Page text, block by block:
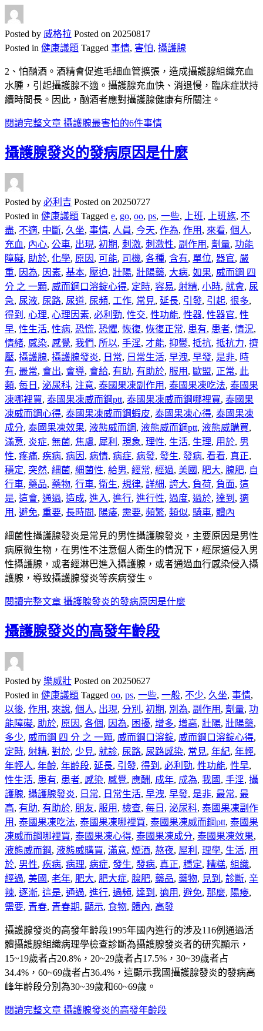
Posted by 威格拉 Posted on 20250817
Posted in 健康議題 Tagged 事情, 害怕, 攝護腺
2、怕酗酒。酒精會促進毛細血管擴張，造成攝護腺組織充血
水腫，引起攝護腺不適。攝護腺充血快、消退慢，臨床症狀持
續時間長。因此，酗酒者應對攝護腺健康有所關注。
閱讀完整文章 攝護腺最害怕的6件事情
攝護腺發炎的發病原因是什麼
Posted by 必利吉 Posted on 20250727
Posted in 健康議題 Tagged e, go, oo, ps, 一些, 上班, 上班族, 不
盡, 不適, 中斷, 久坐, 事情, 人員, 今天, 作為, 作用 , 來看, 個人,
充血, 內心, 公車, 出現, 初期, 刺激, 刺激性, 副作用 , 劑量, 功能
障礙, 助於, 化學, 原因 , 可能, 司機, 各種, 含有, 單位, 器官, 嚴
重, 因為, 因素, 基本, 壓迫, 壯陽, 壯陽藥, 大病, 如果, 威而鋼 四
分 之 一顆, 威而鋼口溶錠心得, 定時, 容易, 射精, 小時, 就會, 尿
急, 尿液, 尿路, 尿道, 尿頻, 工作, 常見, 延長, 引發, 引起, 很多,
得到 , 心理, 心理因素, 必利勁, 性交, 性功能, 性器, 性器官, 性
早, 性生活, 性病, 恐慌, 恐懼, 恢復, 恢復正常, 患有, 患者, 情況,
情緒, 感染, 感覺, 我們, 所以, 手淫, 才能, 抑鬱, 抵抗, 抵抗力, 擠
壓, 攝護腺, 攝護腺發炎, 日常, 日常生活, 早洩, 早發, 是非, 時
有, 最常, 會出, 會導, 會給, 有助, 有助於, 服用 , 歐盟, 正常, 此
類, 每日 , 泌尿科, 注意, 泰國果凍副作用 , 泰國果凍吃法, 泰國果
凍哪裡買, 泰國果凍威而鋼ptt, 泰國果凍威而鋼哪裡買, 泰國果
凍威而鋼心得, 泰國果凍威而鋼蝦皮, 泰國果凍心得, 泰國果凍
成分, 泰國果凍效果, 液態威而鋼, 液態威而鋼ptt, 液態威購買,
滿意, 炎症, 無菌, 焦慮, 犀利 , 現象, 理性, 生活, 生理, 用於, 男
性, 疼痛, 疾病, 病因 , 病情, 病症, 病發, 發生, 發病, 看看, 真正,
穩定, 突然, 細菌, 細菌性, 給男, 經常, 經過, 美國 , 肥大, 腺肥, 自
行車, 藥品, 藥物, 行車, 衛生, 規律, 詳細, 誇大, 負荷, 負面, 這
是, 這會, 通過, 造成, 進入, 進行, 進行性, 過度, 過於, 達到 , 適
用 , 避免, 重要, 長時間, 陽痿, 需要, 頻繁, 類似, 騎車, 體內
細菌性攝護腺發炎是常見的男性攝護腺發炎，主要原因是男性
病原微生物，在男性不注意個人衛生的情況下，經尿道侵入男
性攝護腺，或者經淋巴進入攝護腺，或者通過血行感染侵入攝
護腺，導致攝護腺發炎等疾病發生。
閱讀完整文章 攝護腺發炎的發病原因是什麼
攝護腺發炎的高發年齡段
Posted by 樂威壯 Posted on 20250627
Posted in 健康議題 Tagged oo, ps, 一些, 一般, 不少, 久坐, 事情,
以後, 作用 , 來說, 個人, 出現, 分別 , 初期, 別為, 副作用 , 劑量, 功
能障礙, 助於, 原因 , 各個, 因為, 困擾, 增多, 增高, 壯陽, 壯陽藥,
多少, 威而鋼 四 分 之 一顆, 威而鋼口溶錠, 威而鋼口溶錠心得,
定時, 射精, 對於, 少見, 就診, 尿路, 尿路感染, 常見, 年紀, 年輕,
年輕人, 年齡, 年齡段, 延長, 引發, 得到 , 必利勁, 性功能, 性早,
性生活, 患有, 患者, 感染, 感覺, 應酬, 成年, 成為, 我國 , 手淫, 攝
護腺, 攝護腺發炎, 日常, 日常生活, 早洩, 早發, 是非, 最常, 最
高, 有助, 有助於, 朋友, 服用 , 檢查, 每日 , 泌尿科, 泰國果凍副作
用 , 泰國果凍吃法, 泰國果凍哪裡買, 泰國果凍威而鋼ptt, 泰國果
凍威而鋼哪裡買, 泰國果凍心得, 泰國果凍成分, 泰國果凍效果,
液態威而鋼, 液態威購買, 滿意, 煙酒, 熬夜, 犀利 , 理學, 生活, 用
於, 男性, 疾病, 病理, 病症, 發生, 發病, 真正, 穩定, 糟糕, 組織,
經過, 美國 , 老年, 肥大, 肥大症, 腺肥, 藥品, 藥物, 見到 , 診斷, 辛
辣, 逐漸, 這是, 通過, 進行, 過頻, 達到 , 適用 , 避免, 那麼, 陽痿,
需要, 青春, 青春期, 顯示, 食物, 體內, 高發
攝護腺發炎的高發年齡段1995年國內進行的涉及116例通過活
體攝護腺組織病理學檢查診斷為攝護腺發炎者的研究顯示，
15~19歲者占20.8%，20~29歲者占17.5%，30~39歲者占
34.4%，60~69歲者占36.4%，這顯示我國攝護腺發炎的發病高
峰年齡段分別為30~39歲和60~69歲。
閱讀完整文章 攝護腺發炎的高發年齡段